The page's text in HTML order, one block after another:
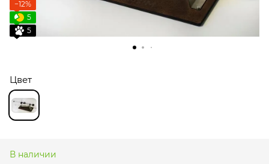
−12%
5
5
Цвет
В наличии